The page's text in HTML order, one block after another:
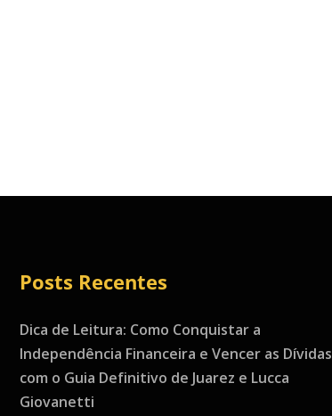
Posts Recentes
Dica de Leitura: Como Conquistar a
Independência Financeira e Vencer as Dívidas
com o Guia Definitivo de Juarez e Lucca
Giovanetti